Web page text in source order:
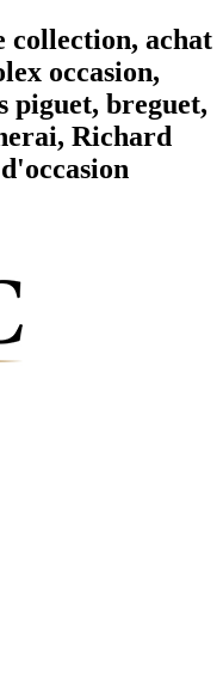
collection, achat
occasion,
piguet, breguet,
Richard